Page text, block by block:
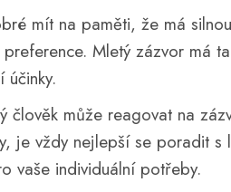
mít na paměti, že má
Mletý zázvor má
člověk může reagovat na
je vždy nejlepší se poradit
vaše individuální potřeby.